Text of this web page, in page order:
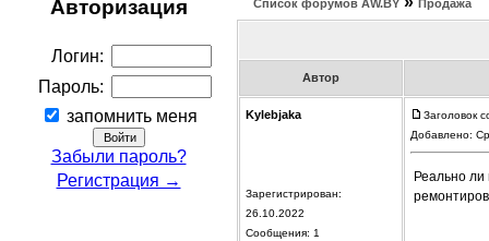
Авторизация
Логин:
Пароль:
запомнить меня
Забыли пароль?
Регистрация →
Список форумов АW.BY Продажа
Автор
Kylebjaka
Зарегистрирован:
26.10.2022
Сообщения: 1
Заголовок
Добавлено:
Реально ли